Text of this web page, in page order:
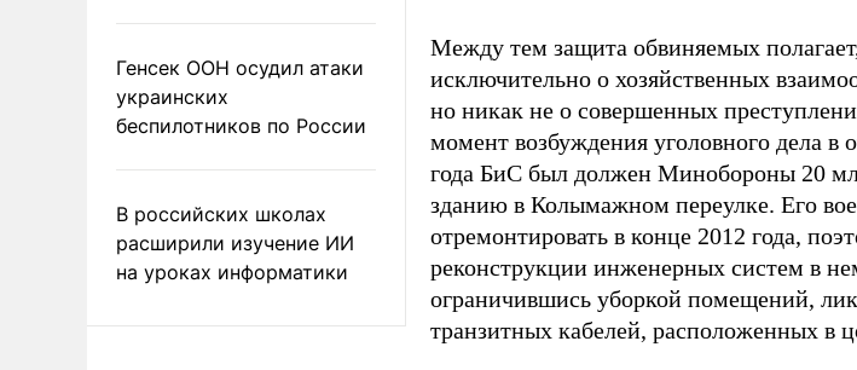
Генсек ООН осудил атаки
украинских
беспилотников по России
В российских школах
расширили изучение ИИ
на уроках информатики
Между тем защита обвиняемых
исключительно о хозяйственных
но никак не о совершенных
момент возбуждения уголовного дела
года БиС был должен Минобороны 20
зданию в Колымажном переулке. Его
отремонтировать в конце 2012 года,
реконструкции инженерных систем в
ограничившись уборкой помещений,
транзитных кабелей, расположенных в